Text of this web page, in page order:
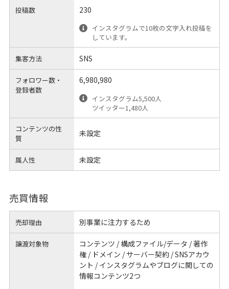
投稿数 230
インスタグラムで10枚の文字入れ投稿を
しています。
集客方法 SNS
フォロワー数・
登録者数
6,980,980
インスタグラム5,500人
ツイッター1,480人
コンテンツの性
質
未設定
属人性 未設定
売買情報
売却理由 別事業に注力するため
譲渡対象物
コンテンツ / 構成ファイル/データ / 著作
権 / ドメイン / サーバー契約 / SNSアカウ
ント / インスタグラムやブログに関しての
情報コンテンツ2つ